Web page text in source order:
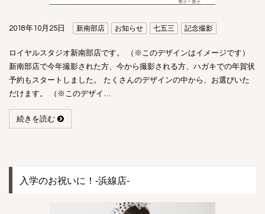
2018年10月25日 新南部店 お知らせ 七五三 記念撮影
ロイヤルスタジオ新南部店です。 （※このデザインはイメージです）
新南部店で今年撮影された方、今から撮影される方、ハガキでの年賀状
予約もスタートしました。 たくさんのデザインの中から、お選びいた
だけます。 （※このデザイ…
続きを読む
入学のお祝いに！-浜線店-